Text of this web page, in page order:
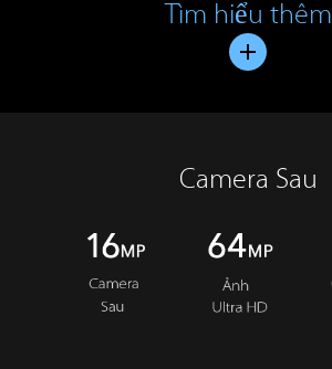
Tìm hiểu thêm
Camera Sau